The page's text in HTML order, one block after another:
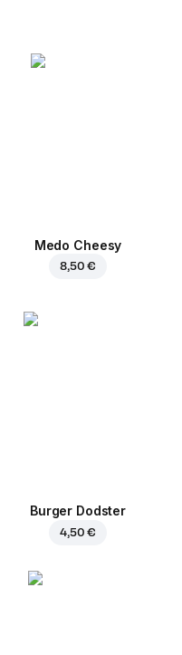
Medo Cheesy
8,50 €
Burger Dodster
4,50 €